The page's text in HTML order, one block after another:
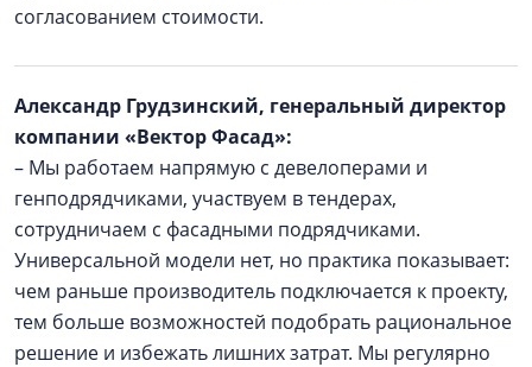
согласованием стоимости.
Александр Грудзинский, генеральный директор
компании «Вектор Фасад»:
– Мы работаем напрямую с девелоперами и
генподрядчиками, участвуем в тендерах,
сотрудничаем с фасадными подрядчиками.
Универсальной модели нет, но практика показывает:
чем раньше производитель подключается к проекту,
тем больше возможностей подобрать рациональное
решение и избежать лишних затрат. Мы регулярно